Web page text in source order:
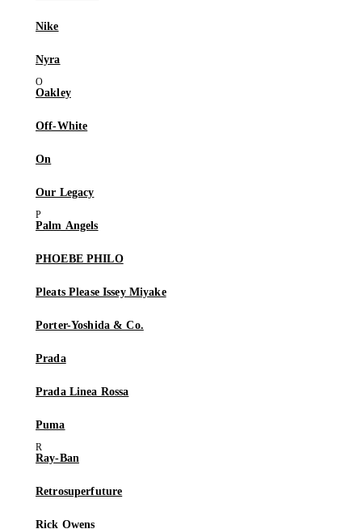
Nike
Nyra
Oakley
Off-White
On
Our Legacy
Palm Angels
PHOEBE PHILO
Pleats Please Issey Miyake
Porter-Yoshida & Co.
Prada
Prada Linea Rossa
Puma
Ray-Ban
Retrosuperfuture
Rick Owens